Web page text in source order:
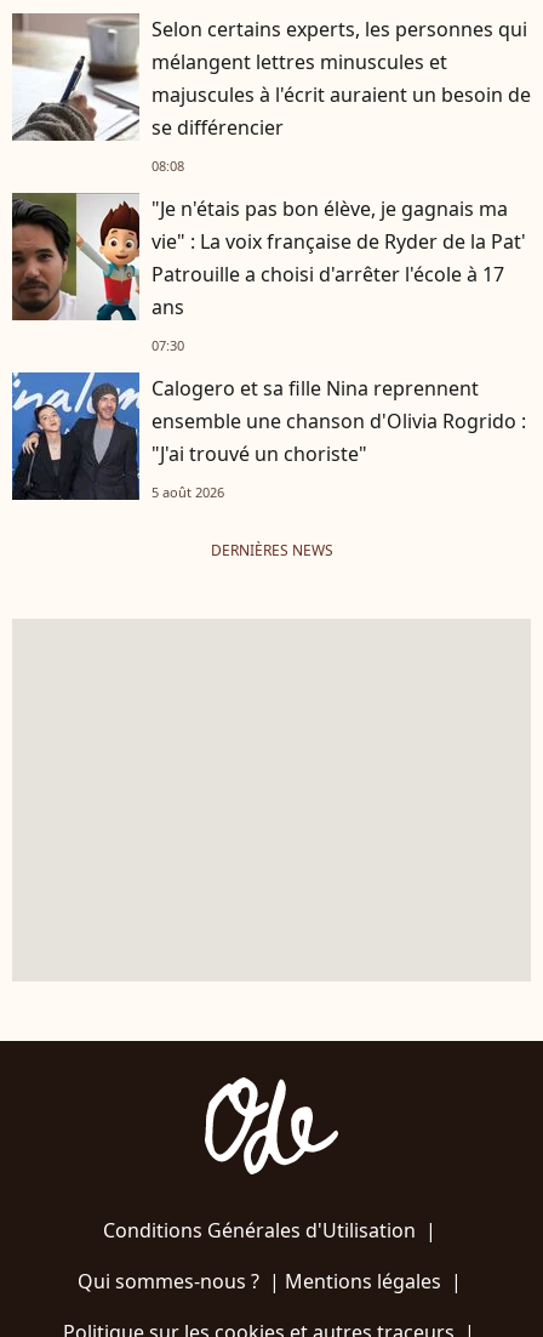
Selon certains experts, les personnes qui
mélangent lettres minuscules et
majuscules à l'écrit auraient un besoin de
se différencier
08:08
"Je n'étais pas bon élève, je gagnais ma
vie" : La voix française de Ryder de la Pat'
Patrouille a choisi d'arrêter l'école à 17
ans
07:30
Calogero et sa fille Nina reprennent
ensemble une chanson d'Olivia Rogrido :
"J'ai trouvé un choriste"
5 août 2026
DERNIÈRES NEWS
Conditions Générales d'Utilisation |
Qui sommes-nous ?| Mentions légales |